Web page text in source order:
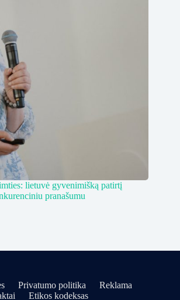
lietuvė gyvenimišką patirtį
pranašumu
Privatumo politika
Reklama
Etikos kodeksas